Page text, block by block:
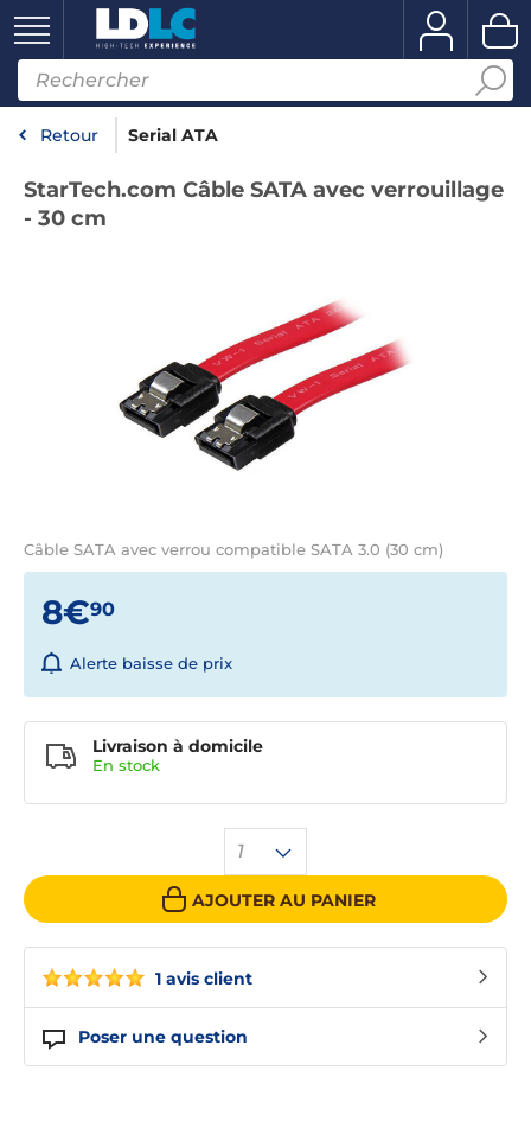
Retour Serial ATA
StarTech.com Câble SATA avec verrouillage
- 30 cm
Câble SATA avec verrou compatible SATA 3.0 (30 cm)
1 avis client
Poser une question
8€90
Alerte baisse de prix
1
AJOUTER AU PANIER
Livraison à domicile
En stock